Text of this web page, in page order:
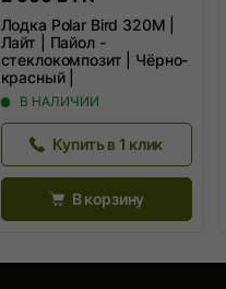
Лодка Polar Bird 320М |
Лайт | Пайол -
стеклокомпозит | Чёрно-
красный |
В НАЛИЧИИ
Купить в 1 клик
В корзину